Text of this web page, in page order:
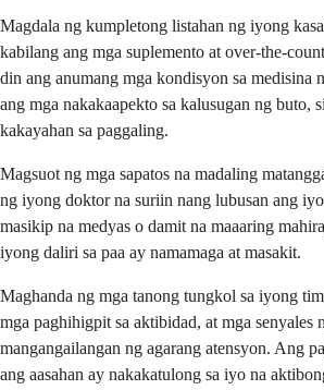
Magdala ng kumpletong listahan ng iyong
kabilang ang mga suplemento at over-the-
din ang anumang mga kondisyon sa medisina
ang mga nakakaapekto sa kalusugan ng buto,
kakayahan sa paggaling.
Magsuot ng mga sapatos na madaling
ng iyong doktor na suriin nang lubusan ang
masikip na medyas o damit na maaaring
iyong daliri sa paa ay namamaga at masakit.
Maghanda ng mga tanong tungkol sa iyong
mga paghihigpit sa aktibidad, at mga senyales
mangangailangan ng agarang atensyon. Ang
ang aasahan ay nakakatulong sa iyo na